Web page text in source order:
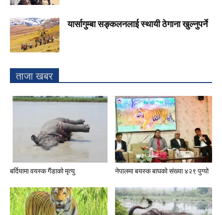
यार्सागुम्बा सङ्कलनलाई स्थायी ठेगाना खुल्नुपर्ने
ताजा खबर
बर्दियामा वयस्क गैंडाको मृत्यु नेपालमा बयस्क बाघको संख्या ४२९ पुग्यो